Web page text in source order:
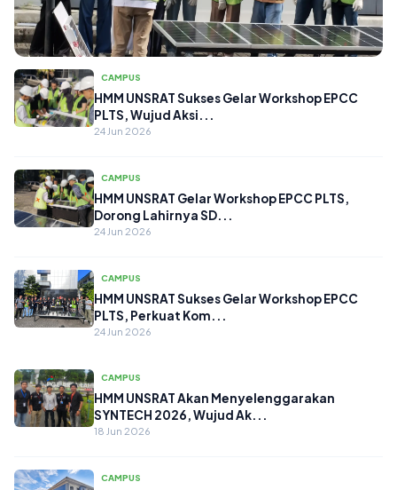
CAMPUS
HMM UNSRAT Sukses Gelar Workshop
da...
24 Jun 2026
CAMPUS
HMM UNSRAT Sukses Gelar Workshop EPCC
PLTS, Wujud Aksi...
24 Jun 2026
CAMPUS
HMM UNSRAT Gelar Workshop EPCC PLTS,
Dorong Lahirnya SD...
24 Jun 2026
CAMPUS
HMM UNSRAT Sukses Gelar Workshop EPCC
PLTS, Perkuat Kom...
24 Jun 2026
CAMPUS
HMM UNSRAT Akan Menyelenggarakan
SYNTECH 2026, Wujud Ak...
18 Jun 2026
CAMPUS